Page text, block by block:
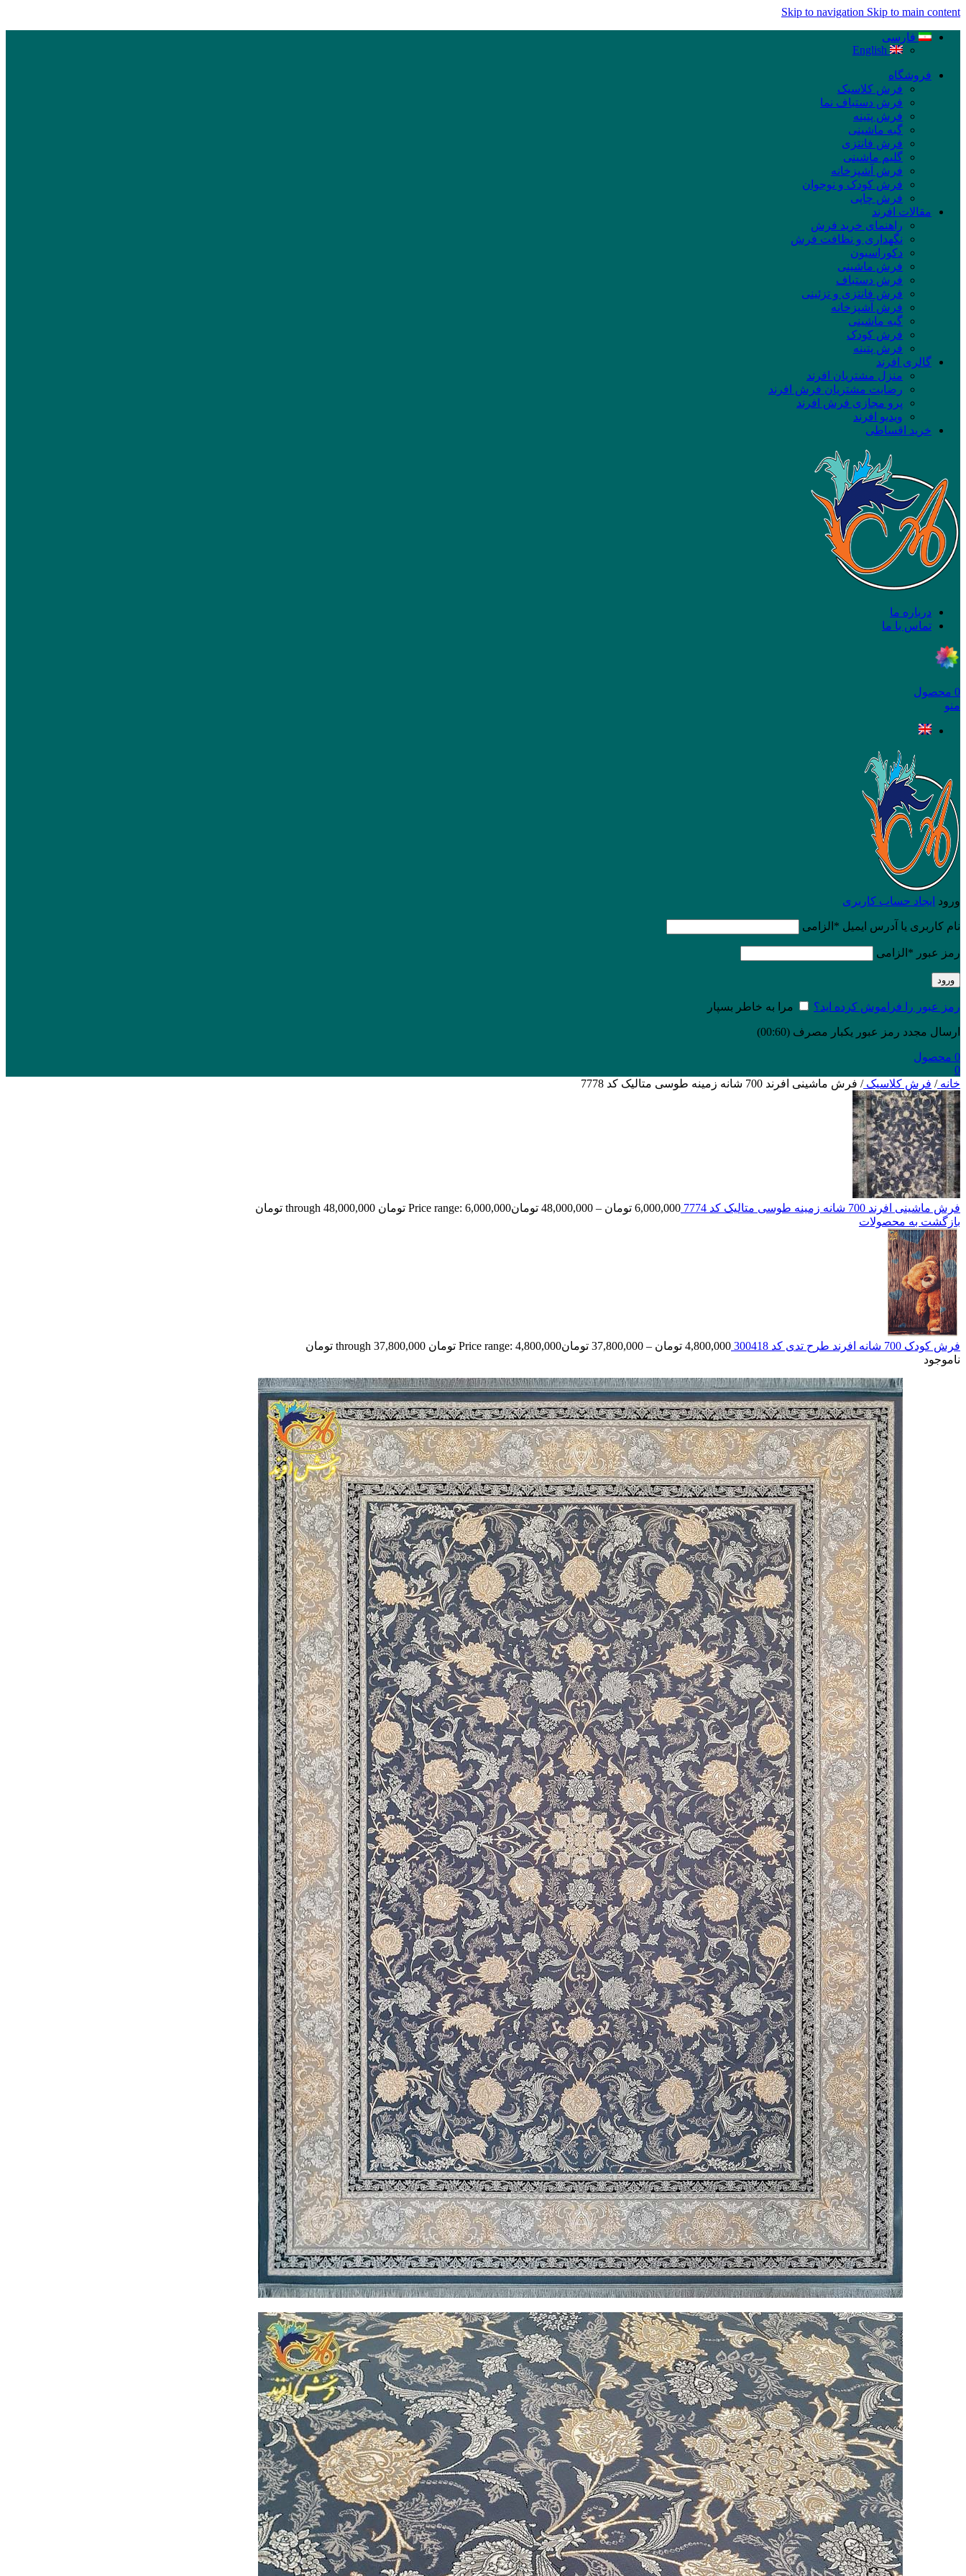
Skip to navigation Skip to main content
فارسی
English
فروشگاه
فرش کلاسیک
فرش دستباف نما
فرش پتینه
گبه ماشینی
فرش فانتزی
گلیم ماشینی
فرش آشپزخانه
فرش کودک و نوجوان
فرش چاپی
مقالات افرند
راهنمای خرید فرش
نگهداری و نظافت فرش
دکوراسیون
فرش ماشینی
فرش دستباف
فرش فانتزی و تزئینی
فرش آشپزخانه
گبه ماشینی
فرش کودک
فرش پتینه
گالری افرند
منزل مشتریان افرند
رضایت مشتریان فرش افرند
پرو مجازی فرش افرند
ویدیو افرند
خرید اقساطی
درباره ما
تماس با ما
0 محصول
منو
ورود ایجاد حساب کاربری
نام کاربری یا آدرس ایمیل * الزامی
رمز عبور * الزامی
ورود
رمز عبور را فراموش کرده اید؟ مرا به خاطر بسپار
ارسال مجدد رمز عبور یکبار مصرف (00:
60
)
0 محصول
0
خانه/ فرش کلاسیک/ فرش ماشینی افرند 700 شانه زمینه طوسی متالیک کد 7778
فرش ماشینی افرند 700 شانه زمینه طوسی متالیک کد 7774 6,000,000 تومان –
48,000,000 تومانPrice range: 6,000,000 تومان through 48,000,000 تومان
بازگشت به محصولات
فرش کودک 700 شانه افرند طرح تدی كد 300418 4,800,000 تومان –
37,800,000 تومانPrice range: 4,800,000 تومان through 37,800,000 تومان
ناموجود